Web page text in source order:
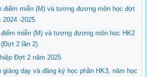
điểm miễn (M) và tương đương môn học đợt
2024 -2025
miễn (M) và tương đương môn học HK2
(Đợt 2 lần 2)
Đợt 2 năm 2025
giảng dạy và đăng ký học phần HK3, năm học